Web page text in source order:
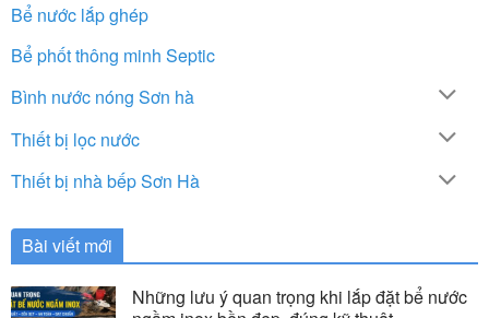
Bể nước lắp ghép
Bể phốt thông minh Septic
Bình nước nóng Sơn hà
Thiết bị lọc nước
Thiết bị nhà bếp Sơn Hà
Bài viết mới
Những lưu ý quan trọng khi lắp đặt bể nước